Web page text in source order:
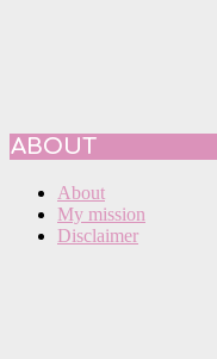
ABOUT
About
My mission
Disclaimer